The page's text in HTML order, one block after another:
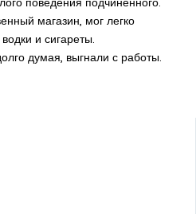
магазин, мог легко
и сигареты.
думая, выгнали с работы.